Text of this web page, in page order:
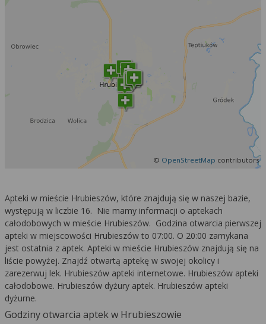
© OpenStreetMap contributors
Apteki w mieście Hrubieszów, które znajdują się w naszej bazie,
występują w liczbie 16. Nie mamy informacji o aptekach
całodobowych w mieście Hrubieszów. Godzina otwarcia pierwszej
apteki w miejscowości Hrubieszów to 07:00. O 20:00 zamykana
jest ostatnia z aptek. Apteki w mieście Hrubieszów znajdują się na
liście powyżej. Znajdź otwartą aptekę w swojej okolicy i
zarezerwuj lek. Hrubieszów apteki internetowe. Hrubieszów apteki
całodobowe. Hrubieszów dyżury aptek. Hrubieszów apteki
dyżurne.
Godziny otwarcia aptek w Hrubieszowie